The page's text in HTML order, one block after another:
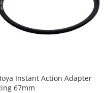
Instant Action Adapter
67mm